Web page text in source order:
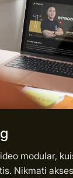
modular,
Nikmati